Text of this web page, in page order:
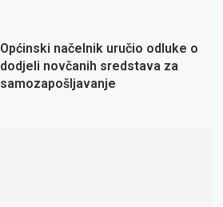
Općinski načelnik uručio odluke o
dodjeli novčanih sredstava za
samozapošljavanje